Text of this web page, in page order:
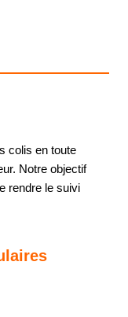
colis en toute
Notre objectif
rendre le suivi